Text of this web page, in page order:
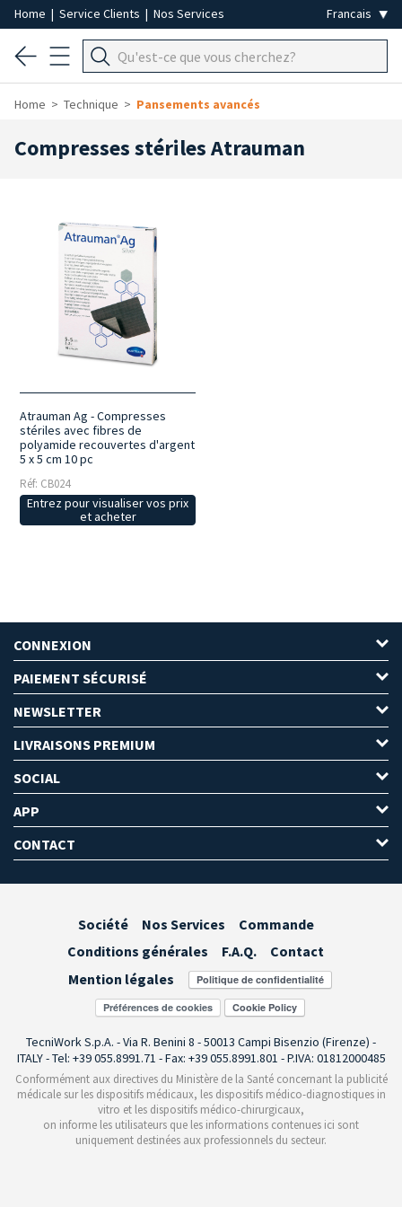
Home | Service Clients | Nos Services
Home Technique Pansements avancés
Compresses stériles Atrauman
Atrauman Ag - Compresses
stériles avec fibres de
polyamide recouvertes d'argent
5 x 5 cm 10 pc
Réf: CB024
Entrez pour visualiser vos prix
et acheter
CONNEXION
PAIEMENT SÉCURISÉ
NEWSLETTER
LIVRAISONS PREMIUM
SOCIAL
APP
CONTACT
Société Nos Services
Commande
Conditions générales
F.A.Q.
Contact
Mention légales
Préférences de cookies
TecniWork S.p.A. - Via R. Benini 8 - 50013 Campi Bisenzio (Firenze) -
ITALY - Tel: +39 055.8991.71 - Fax: +39 055.8991.801 - P.IVA: 01812000485
Conformément aux directives du Ministère de la Santé concernant la publicité
médicale sur les dispositifs médicaux, les dispositifs médico-diagnostiques in
vitro et les dispositifs médico-chirurgicaux,
on informe les utilisateurs que les informations contenues ici sont
uniquement destinées aux professionnels du secteur.